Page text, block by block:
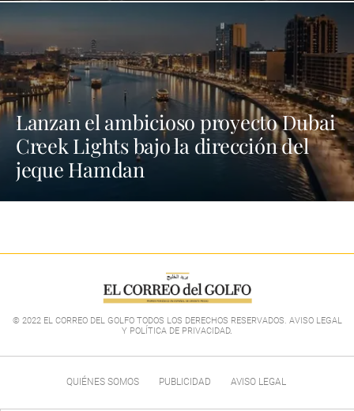
Lanzan el ambicioso proyecto Dubai
Creek Lights bajo la dirección del
jeque Hamdan
© 2022 EL CORREO DEL GOLFO TODOS LOS DERECHOS RESERVADOS. AVISO LEGAL
Y POLÍTICA DE PRIVACIDAD.
QUIÉNES SOMOS PUBLICIDAD AVISO LEGAL